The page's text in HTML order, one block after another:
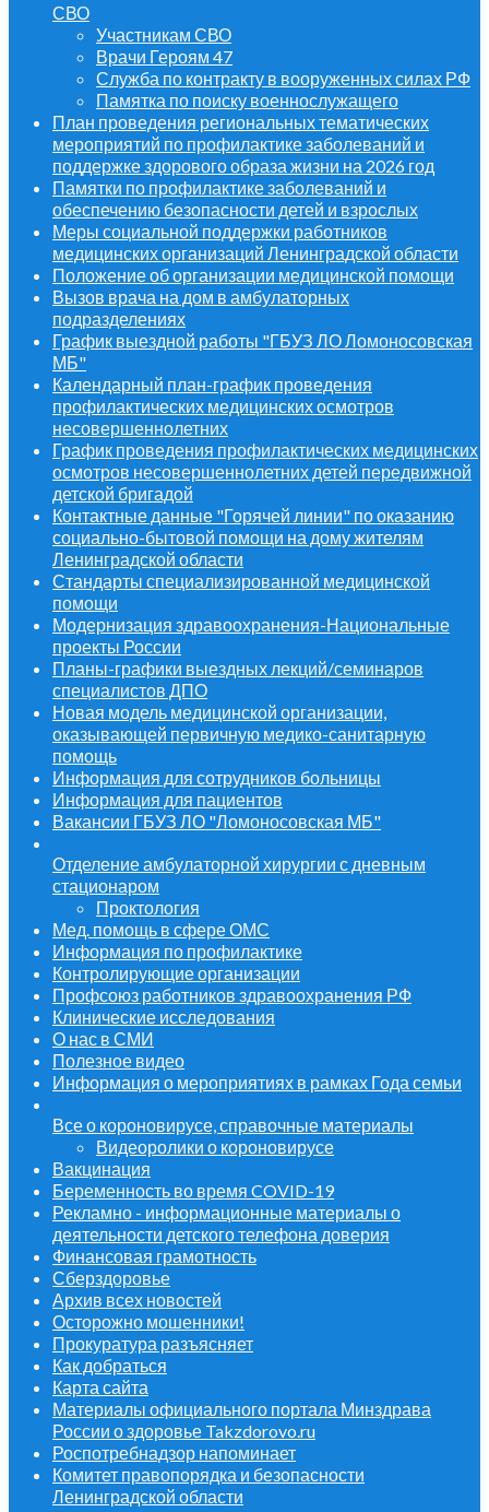
СВО
Участникам СВО
Врачи Героям 47
Служба по контракту в вооруженных силах РФ
Памятка по поиску военнослужащего
План проведения региональных тематических
мероприятий по профилактике заболеваний и
поддержке здорового образа жизни на 2026 год
Памятки по профилактике заболеваний и
обеспечению безопасности детей и взрослых
Меры социальной поддержки работников
медицинских организаций Ленинградской области
Положение об организации медицинской помощи
Вызов врача на дом в амбулаторных
подразделениях
График выездной работы "ГБУЗ ЛО Ломоносовская
МБ"
Календарный план-график проведения
профилактических медицинских осмотров
несовершеннолетних
График проведения профилактических медицинских
осмотров несовершеннолетних детей передвижной
детской бригадой
Контактные данные "Горячей линии" по оказанию
социально-бытовой помощи на дому жителям
Ленинградской области
Стандарты специализированной медицинской
помощи
Модернизация здравоохранения-Национальные
проекты России
Планы-графики выездных лекций/семинаров
специалистов ДПО
Новая модель медицинской организации,
оказывающей первичную медико-санитарную
помощь
Информация для сотрудников больницы
Информация для пациентов
Вакансии ГБУЗ ЛО "Ломоносовская МБ"
Отделение амбулаторной хирургии с дневным
стационаром
Проктология
Мед. помощь в сфере ОМС
Информация по профилактике
Контролирующие организации
Профсоюз работников здравоохранения РФ
Клинические исследования
О нас в СМИ
Полезное видео
Информация о мероприятиях в рамках Года семьи
Все о короновирусе, справочные материалы
Видеоролики о короновирусе
Вакцинация
Беременность во время COVID-19
Рекламно - информационные материалы о
деятельности детского телефона доверия
Финансовая грамотность
Сберздоровье
Архив всех новостей
Осторожно мошенники!
Прокуратура разъясняет
Как добраться
Карта сайта
Материалы официального портала Минздрава
России о здоровье Takzdorovo.ru
Роспотребнадзор напоминает
Комитет правопорядка и безопасности
Ленинградской области